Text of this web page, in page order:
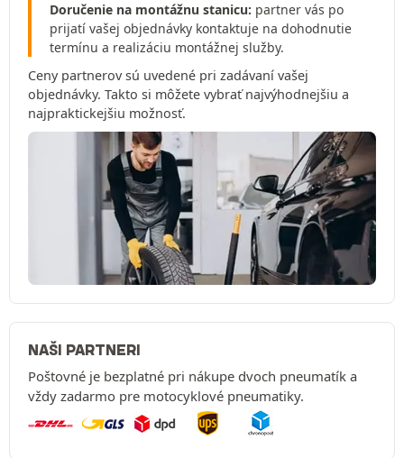
Doručenie na montážnu stanicu: partner vás po
prijatí vašej objednávky kontaktuje na dohodnutie
termínu a realizáciu montážnej služby.
Ceny partnerov sú uvedené pri zadávaní vašej
objednávky. Takto si môžete vybrať najvýhodnejšiu a
najpraktickejšiu možnosť.
NAŠI PARTNERI
Poštovné je bezplatné pri nákupe dvoch pneumatík a
vždy zadarmo pre motocyklové pneumatiky.